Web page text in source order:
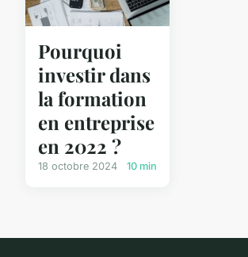
Pourquoi
investir dans
la formation
en entreprise
en 2022 ?
18 octobre 2024 10 min